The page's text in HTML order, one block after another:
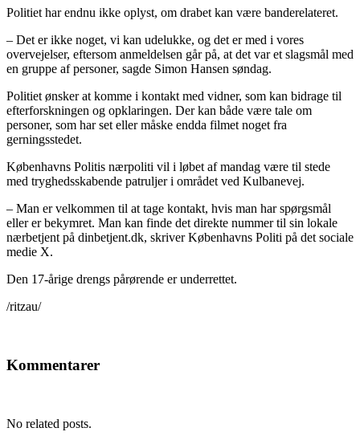
Politiet har endnu ikke oplyst, om drabet kan være banderelateret.
– Det er ikke noget, vi kan udelukke, og det er med i vores
overvejelser, eftersom anmeldelsen går på, at det var et slagsmål med
en gruppe af personer, sagde Simon Hansen søndag.
Politiet ønsker at komme i kontakt med vidner, som kan bidrage til
efterforskningen og opklaringen. Der kan både være tale om
personer, som har set eller måske endda filmet noget fra
gerningsstedet.
Københavns Politis nærpoliti vil i løbet af mandag være til stede
med tryghedsskabende patruljer i området ved Kulbanevej.
– Man er velkommen til at tage kontakt, hvis man har spørgsmål
eller er bekymret. Man kan finde det direkte nummer til sin lokale
nærbetjent på dinbetjent.dk, skriver Københavns Politi på det sociale
medie X.
Den 17-årige drengs pårørende er underrettet.
/ritzau/
Kommentarer
No related posts.